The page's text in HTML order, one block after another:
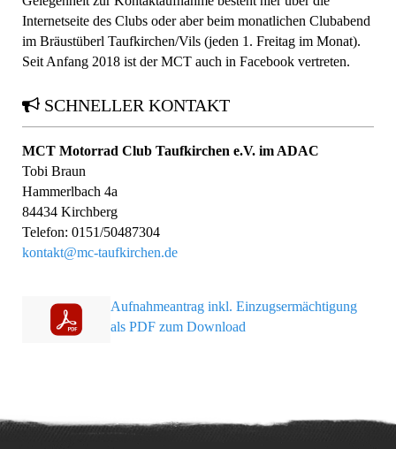
Internetseite des Clubs oder aber beim monatlichen Clubabend
im Bräustüberl Taufkirchen/Vils (jeden 1. Freitag im Monat).
Seit Anfang 2018 ist der MCT auch in Facebook vertreten.
SCHNELLER KONTAKT
MCT Motorrad Club Taufkirchen e.V. im ADAC
Tobi Braun
Hammerlbach 4a
84434 Kirchberg
Telefon: 0151/50487304
kontakt@mc-taufkirchen.de
Aufnahmeantrag inkl. Einzugsermächtigung
als PDF zum Download